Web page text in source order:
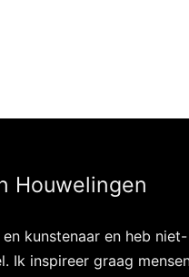
Houwelingen
kunstenaar en heb niet-
Ik inspireer graag